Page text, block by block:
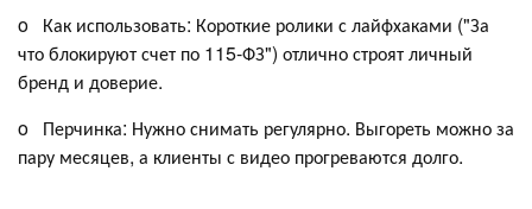
o Как использовать: Короткие ролики с лайфхаками ("За
что блокируют счет по 115-ФЗ") отлично строят личный
бренд и доверие.
o Перчинка: Нужно снимать регулярно. Выгореть можно за
пару месяцев, а клиенты с видео прогреваются долго.